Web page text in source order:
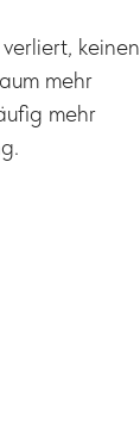
keinen
mehr
mehr